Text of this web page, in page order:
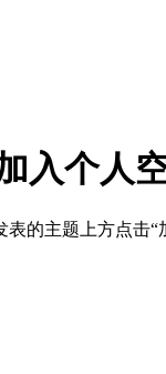
入个人
的主题上方点击